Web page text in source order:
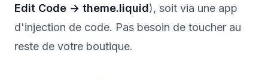
Edit Code → theme.liquid), soit via une app
d'injection de code. Pas besoin de toucher au
reste de votre boutique.